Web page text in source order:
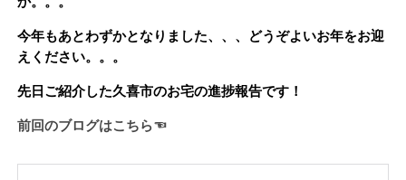
今年もあとわずかとなりました、、、どうぞよいお年をお迎
えください。。。
先日ご紹介した久喜市のお宅の進捗報告です！
前回のブログはこちら☜